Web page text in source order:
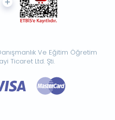
Ve Eğitim Öğretim
Ticaret Ltd. Şti.